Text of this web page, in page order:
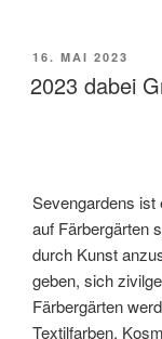
VERÖFFENTLICHT
AM
16. MAI 2023
2023 dabei
Sevengardens ist
auf Färbergärten
durch Kunst
geben, sich
Färbergärten
Textilfarben,